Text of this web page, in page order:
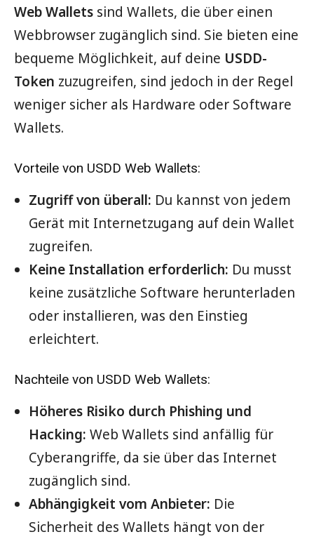
Web Wallets sind Wallets, die über einen
Webbrowser zugänglich sind. Sie bieten eine
bequeme Möglichkeit, auf deine USDD-
Token zuzugreifen, sind jedoch in der Regel
weniger sicher als Hardware oder Software
Wallets.
Vorteile von USDD Web Wallets:
Zugriff von überall: Du kannst von jedem
Gerät mit Internetzugang auf dein Wallet
zugreifen.
Keine Installation erforderlich: Du musst
keine zusätzliche Software herunterladen
oder installieren, was den Einstieg
erleichtert.
Nachteile von USDD Web Wallets:
Höheres Risiko durch Phishing und
Hacking: Web Wallets sind anfällig für
Cyberangriffe, da sie über das Internet
zugänglich sind.
Abhängigkeit vom Anbieter: Die
Sicherheit des Wallets hängt von der